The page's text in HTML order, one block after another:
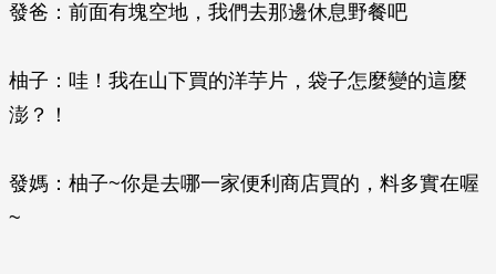
發爸：前面有塊空地，我們去那邊休息野餐吧
柚子：哇！我在山下買的洋芋片，袋子怎麼變的這麼
澎？！
發媽：柚子~你是去哪一家便利商店買的，料多實在喔
~